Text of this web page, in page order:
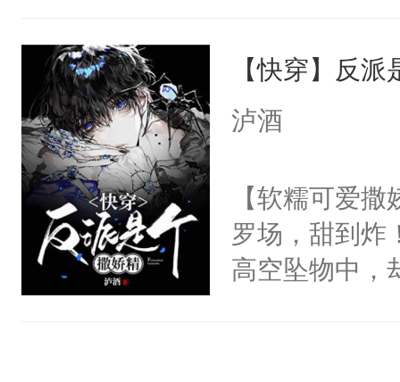
点头：“你自
谁！”反正有
打工的！小
了！尼玛！
妄。当他看
白，这一切终
子，门下所
杀了同为魔道
绝于师门前。
了当年。回到
【快穿】反
泸酒
【软糯可爱
罗场，甜到炸
高空坠物中，